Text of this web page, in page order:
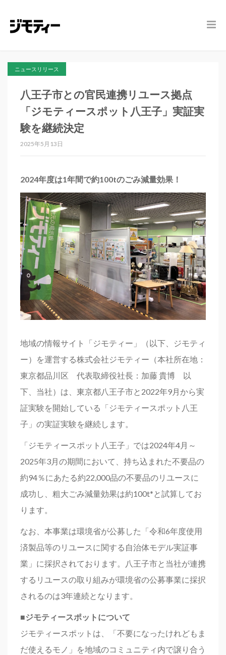
ニュースリリース
八王子市との官民連携リユース拠点
「ジモティースポット八王子」実証実
験を継続決定
2025年5月13日
2024年度は1年間で約100tのごみ減量効果！
地域の情報サイト「ジモティー」（以下、ジモティ
ー）を運営する株式会社ジモティー（本社所在地：
東京都品川区 代表取締役社長：加藤 貴博 以
下、当社）は、東京都八王子市と2022年9月から実
証実験を開始している「ジモティースポット八王
子」の実証実験を継続します。
「ジモティースポット八王子」では2024年4月～
2025年3月の期間において、持ち込まれた不要品の
約94％にあたる約22,000品の不要品のリユースに
成功し、粗大ごみ減量効果は約100t*と試算してお
ります。
なお、本事業は環境省が公募した「令和6年度使用
済製品等のリユースに関する自治体モデル実証事
業」に採択されております。八王子市と当社が連携
するリユースの取り組みが環境省の公募事業に採択
されるのは3年連続となります。
■ジモティースポットについて
ジモティースポットは、「不要になったけれどもま
だ使えるモノ」を地域のコミュニティ内で譲り合う